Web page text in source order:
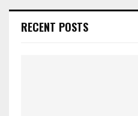
RECENT POSTS